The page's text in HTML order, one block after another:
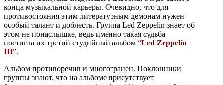
конца музыкальной карьеры. Очевидно, что для
противостояния этим литературным демонам нужен
особый талант и доблесть. Группа Led Zeppelin знает об
этом не понаслышке, ведь именно такая судьба
постигла их третий студийный альбом “Led Zeppelin
III”.
Альбом противоречив и многогранен. Поклонники
группы знают, что на альбоме присутствует